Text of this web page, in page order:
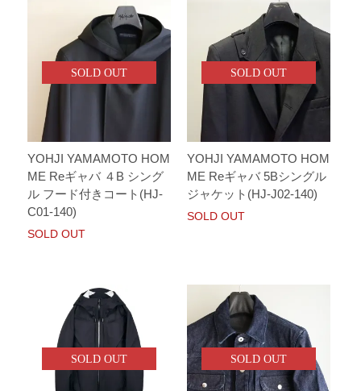
SOLD OUT
YOHJI YAMAMOTO HOM
ME Reギャバ ４B シング
ル フード付きコート(HJ-
C01-140)
SOLD OUT
SOLD OUT
YOHJI YAMAMOTO HOM
ME Reギャバ 5Bシングル
ジャケット(HJ-J02-140)
SOLD OUT
SOLD OUT SOLD OUT